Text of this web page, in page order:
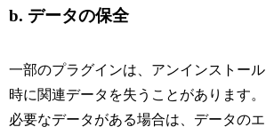
b. データの保全
一部のプラグインは、アンインストール
時に関連データを失うことがあります。
必要なデータがある場合は、データのエ